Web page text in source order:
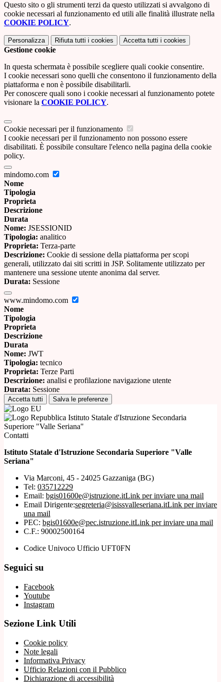
Questo sito o gli strumenti terzi da questo utilizzati si avvalgono di
cookie necessari al funzionamento ed utili alle finalità illustrate nella
COOKIE POLICY.
Personalizza Rifiuta tutti i cookies Accetta tutti i cookies
Gestione cookie
In questa schermata è possibile scegliere quali cookie consentire.
I cookie necessari sono quelli che consentono il funzionamento della
piattaforma e non è possibile disabilitarli.
Per conoscere quali sono i cookie necessari al funzionamento potete
visionare la COOKIE POLICY.
Cookie necessari per il funzionamento
I cookie necessari per il funzionamento non possono essere
disabilitati. È possibile consultare l'elenco nella pagina della cookie
policy.
mindomo.com
Nome
Tipologia
Proprieta
Descrizione
Durata
Nome: JSESSIONID
Tipologia: analitico
Proprieta: Terza-parte
Descrizione: Cookie di sessione della piattaforma per scopi
generali, utilizzato dai siti scritti in JSP. Solitamente utilizzato per
mantenere una sessione utente anonima dal server.
Durata: Sessione
www.mindomo.com
Nome
Tipologia
Proprieta
Descrizione
Durata
Nome: JWT
Tipologia: tecnico
Proprieta: Terze Parti
Descrizione: analisi e profilazione navigazione utente
Durata: Sessione
Accetta tutti Salva le preferenze
Istituto Statale d'Istruzione Secondaria
Superiore "Valle Seriana"
Contatti
Istituto Statale d'Istruzione Secondaria Superiore "Valle
Seriana"
Via Marconi, 45 - 24025 Gazzaniga (BG)
Tel: 035712229
Email: bgis01600e@istruzione.itLink per inviare una mail
Email Dirigente:segreteria@isissvalleseriana.itLink per inviare
una mail
PEC: bgis01600e@pec.istruzione.itLink per inviare una mail
C.F.: 90002500164
Codice Univoco Ufficio UFT0FN
Seguici su
Facebook
Youtube
Instagram
Sezione Link Utili
Cookie policy
Note legali
Informativa Privacy
Ufficio Relazioni con il Pubblico
Dichiarazione di accessibilità